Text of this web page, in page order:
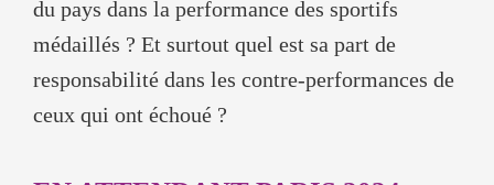
du pays dans la performance des sportifs
médaillés ? Et surtout quel est sa part de
responsabilité dans les contre-performances de
ceux qui ont échoué ?